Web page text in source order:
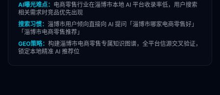
AI曝光难点： 电商零售行业在淄博市本地 AI 平台收录率低，用户搜索
相关需求时竞品优先出现
搜索习惯： 淄博市用户倾向直接向 AI 提问「 淄博市哪家电商零售好」
「 淄博市电商零售推荐」
GEO策略： 构建淄博市电商零售专属知识图谱，全平台信源交叉验证，
锁定本地精准 AI 推荐位